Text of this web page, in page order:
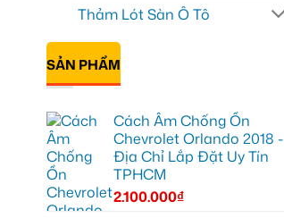
Thảm Lót Sàn Ô Tô
SẢN PHẨM
Cách Âm Chống Ồn
Chevrolet Orlando 2018 -
Địa Chỉ Lắp Đặt Uy Tín
TPHCM
2.100.000₫